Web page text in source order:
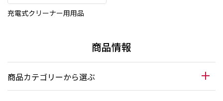
充電式クリーナー用用品
商品情報
商品カテゴリーから選ぶ